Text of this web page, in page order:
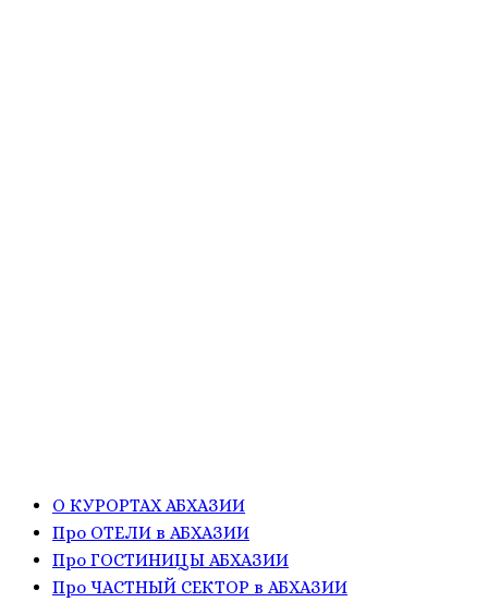
О КУРОРТАХ АБХАЗИИ
Про ОТЕЛИ в АБХАЗИИ
Про ГОСТИНИЦЫ АБХАЗИИ
Про ЧАСТНЫЙ СЕКТОР в АБХАЗИИ